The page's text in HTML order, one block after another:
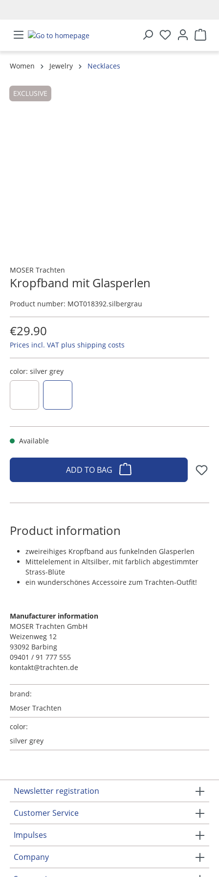
Women Jewelry
Necklaces
EXCLUSIVE
MOSER Trachten
Kropfband mit Glasperlen
Product number: MOT018392.silbergrau
€29.90
Prices incl. VAT plus shipping costs
color: silver grey
Available
ADD TO BAG
Product information
zweireihiges Kropfband aus funkelnden Glasperlen
Mittelelement in Altsilber, mit farblich abgestimmter
Strass-Blüte
ein wunderschönes Accessoire zum Trachten-Outfit!
Manufacturer information
MOSER Trachten GmbH
Weizenweg 12
93092 Barbing
09401 / 91 777 555
kontakt@trachten.de
brand:
Moser Trachten
color:
silver grey
Newsletter registration
Customer Service
Impulses
Company